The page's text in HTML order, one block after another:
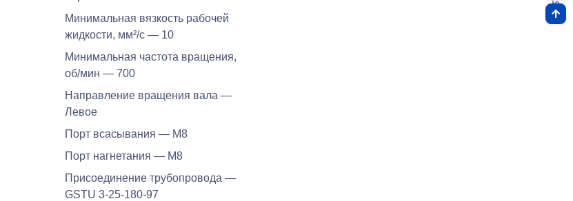
Минимальная вязкость рабочей
жидкости, мм²/c — 10
Минимальная частота вращения,
об/мин — 700
Направление вращения вала —
Левое
Порт всасывания — M8
Порт нагнетания — M8
Присоединение трубопровода —
GSTU 3-25-180-97